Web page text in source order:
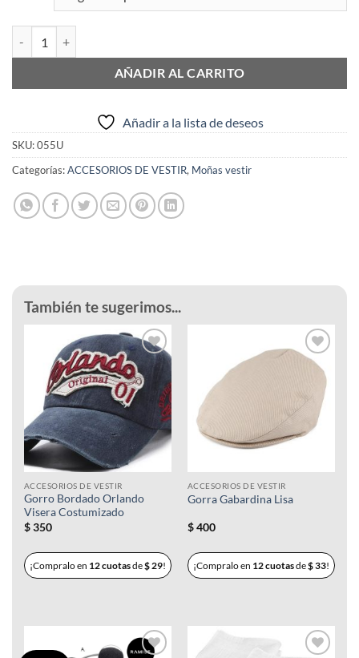
AÑADIR AL CARRITO
Añadir a la lista de deseos
SKU:055U
Categorías:ACCESORIOS DE VESTIR, Moñas vestir
También te sugerimos...
Añadir
a la
lista de
deseos
ACCESORIOS DE VESTIR
Gorro Bordado Orlando
Visera Costumizado
$350
¡Compralo en 12 cuotasde$ 29!
Añadir
lista de
deseos
ACCESORIOS DE VESTIR
Gorra Gabardina Lisa
$400
¡Compralo en 12 cuotasde$33!